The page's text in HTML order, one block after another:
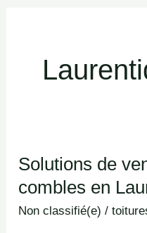
Solutions de
combles en
Non classifié(e) /
Solutions
de
ventilation